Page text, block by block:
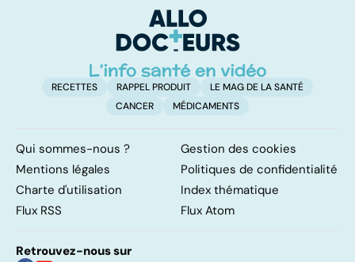
l'enfant la plus
fréquente
RECETTES RAPPEL PRODUIT
LE MAG DE LA SANTÉ
CANCER
MÉDICAMENTS
Qui sommes-nous ?
Gestion des cookies
Mentions légales
Politiques de confidentialité
Charte d'utilisation
Index thématique
Flux RSS
Flux Atom
Retrouvez-nous sur